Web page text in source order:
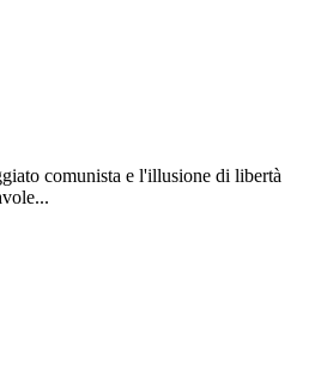
comunista e l'illusione di libertà